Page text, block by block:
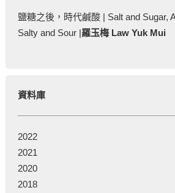
鹽糖之後，時代鹹酸 | Salt and Sugar,
Salty and Sour |羅玉梅 Law Yuk Mui
資料庫
2022
2021
2020
2018